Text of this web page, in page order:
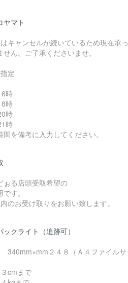
ヤマト
キャンセルが続いているため現在承っ
せん。ご了承くださいませ。
定
時
時
時
時
間を備考に入力してください。
ぉる店頭受取希望の
す。
のお受け取りをお願い致します。
ックライト（追跡可）
340mm×mm２４８（Ａ４ファイルサ
cmまで